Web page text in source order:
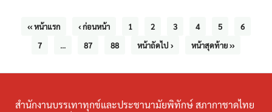
‹‹ หน้าแรก ‹ ก่อนหน้า 1 2 3 4 5
6
7
... 87 88 หน้าถัดไป › หน้าสุดท้าย ››
สำนักงานบรรเทาทุกข์และประชานามัยพิทักษ์ สภากาชาดไทย